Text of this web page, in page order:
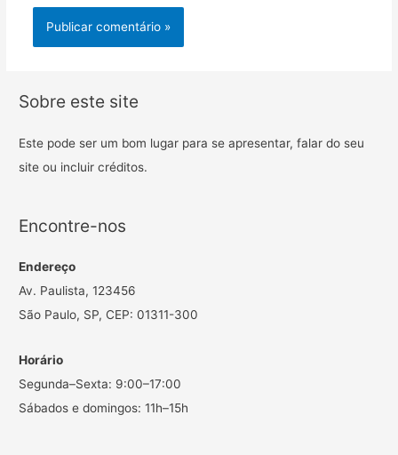
Sobre este site
Este pode ser um bom lugar para se apresentar, falar do seu
site ou incluir créditos.
Encontre-nos
Endereço
Av. Paulista, 123456
São Paulo, SP, CEP: 01311-300
Horário
Segunda–Sexta: 9:00–17:00
Sábados e domingos: 11h–15h